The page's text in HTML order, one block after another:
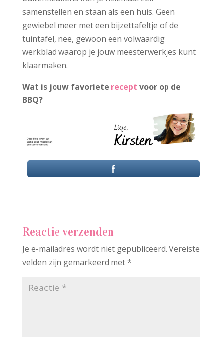
samenstellen en staan als een huis. Geen
gewiebel meer met een bijzettafeltje of de
tuintafel, nee, gewoon een volwaardig
werkblad waarop je jouw meesterwerkjes kunt
klaarmaken.
Wat is jouw favoriete recept voor op de
BBQ?
Reactie verzenden
Je e-mailadres wordt niet gepubliceerd. Vereiste
velden zijn gemarkeerd met*